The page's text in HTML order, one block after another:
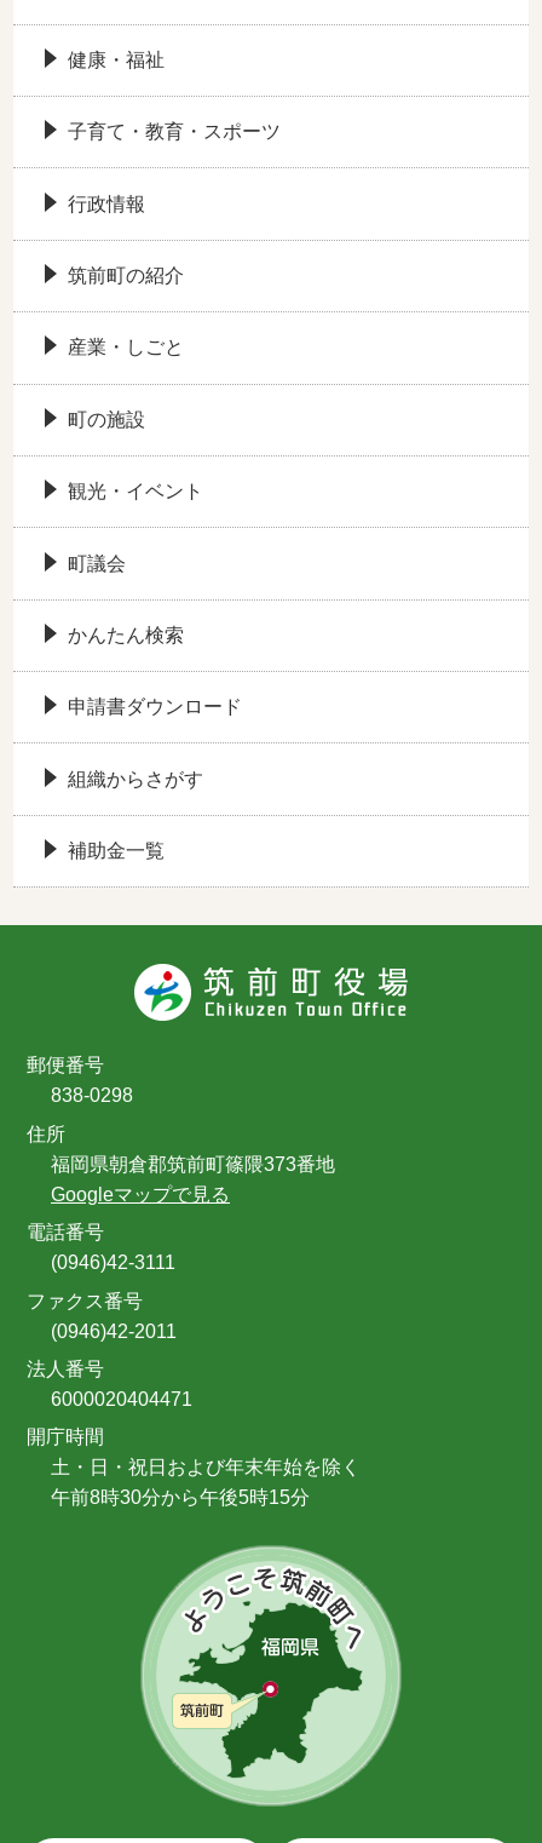
健康・福祉
子育て・教育・スポーツ
行政情報
筑前町の紹介
産業・しごと
町の施設
観光・イベント
町議会
かんたん検索
申請書ダウンロード
組織からさがす
補助金一覧
郵便番号
838-0298
住所
福岡県朝倉郡筑前町篠隈373番地
Googleマップで見る
電話番号
(0946)42-3111
ファクス番号
(0946)42-2011
法人番号
6000020404471
開庁時間
土・日・祝日および年末年始を除く
午前8時30分から午後5時15分